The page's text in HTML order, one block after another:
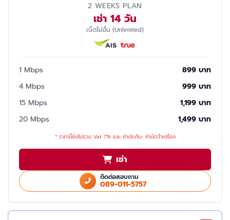
2 WEEKS PLAN
เช่า 14 วัน
เน็ตไม่อั้น (Unlimited)
1 Mbps
899 บาท
4 Mbps
999 บาท
15 Mbps
1,199 บาท
20 Mbps
1,499 บาท
* ราคานี้ยังไม่รวม Vat 7% และ ค่าประกัน- ค่ามัดจำเครื่อง
เช่า
ติดต่อสอบถาม
089-011-5757